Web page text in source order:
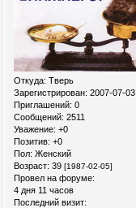
Откуда: Тверь
Зарегистрирован: 2007-07-03
Приглашений: 0
Сообщений: 2511
Уважение: +0
Позитив: +0
Пол: Женский
Возраст: 39 [1987-02-05]
Провел на форуме:
4 дня 11 часов
Последний визит: